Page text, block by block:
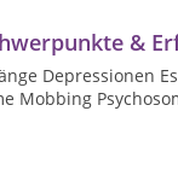
&
Depressionen
Mobbing